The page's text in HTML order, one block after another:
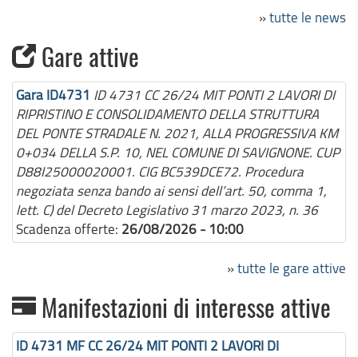
»tutte le news
Gare attive
Gara ID4731 ID 4731 CC 26/24 MIT PONTI 2 LAVORI DI
RIPRISTINO E CONSOLIDAMENTO DELLA STRUTTURA
DEL PONTE STRADALE N. 2021, ALLA PROGRESSIVA KM
0+034 DELLA S.P. 10, NEL COMUNE DI SAVIGNONE. CUP
D88I25000020001. CIG BC539DCE72. Procedura
negoziata senza bando ai sensi dell’art. 50, comma 1,
lett. C) del Decreto Legislativo 31 marzo 2023, n. 36
Scadenza offerte: 26/08/2026 - 10:00
»tutte le gare attive
Manifestazioni di interesse attive
ID 4731 MF CC 26/24 MIT PONTI 2 LAVORI DI